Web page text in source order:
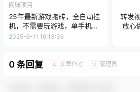
网赚项目
25年最新游戏搬砖，全自动挂
机，不需要玩游戏，单手机操
作日入300+
2025-6-11 16:13:36
转发
放心
0 条回复 A 文章作者 M 管理员